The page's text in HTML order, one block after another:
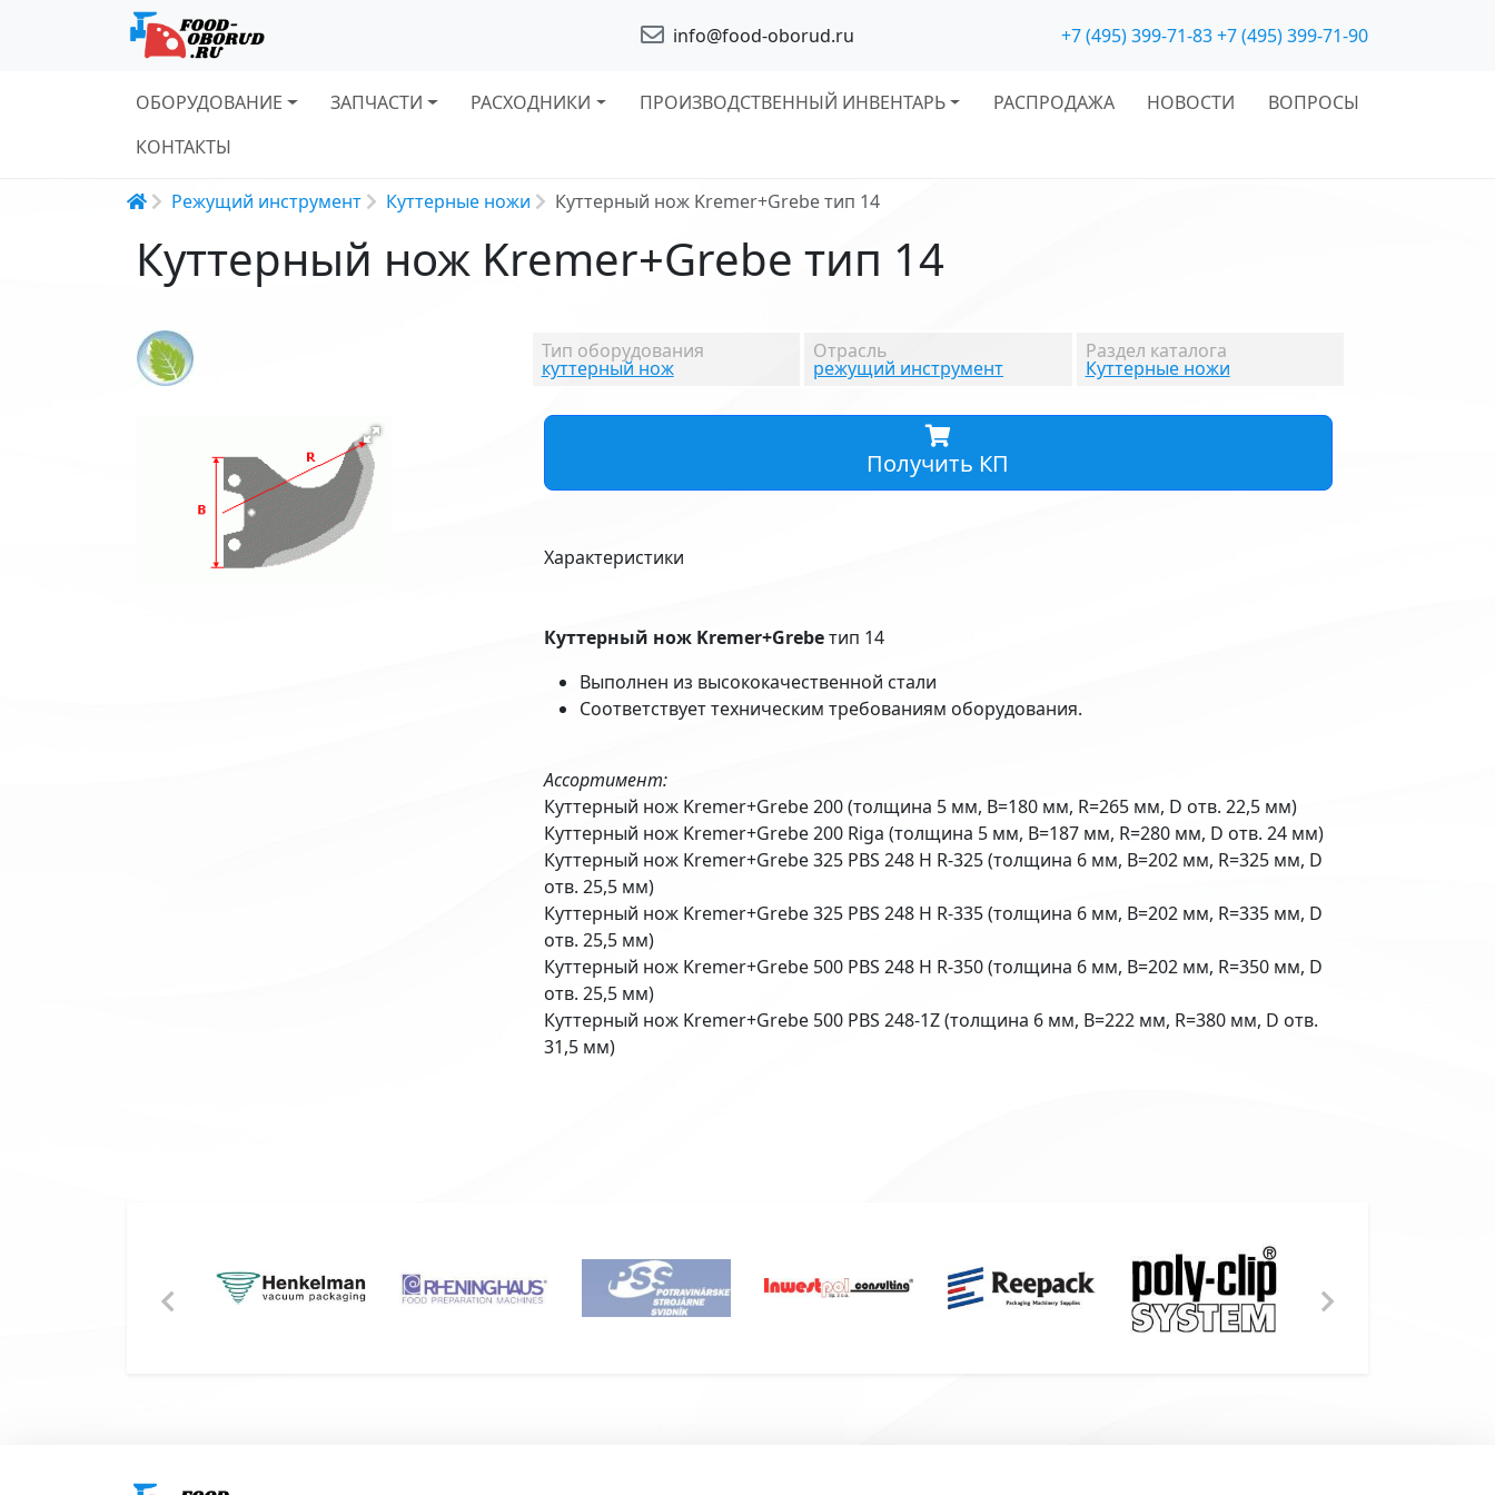
info@food-oborud.ru +7 (495) 399-71-83+7 (495) 399-71-90
Основная навигация
ОБОРУДОВАНИЕ ЗАПЧАСТИ РАСХОДНИКИ ПРОИЗВОДСТВЕННЫЙ ИНВЕНТАРЬ РАСПРОДАЖА НОВОСТИ
ВОПРОСЫ
КОНТАКТЫ
Строка навигации
Режущий инструмент Куттерные ножи Куттерный нож Kremer+Grebe тип 14
Куттерный нож Kremer+Grebe тип 14
Тип оборудования
куттерный нож
Отрасль
режущий инструмент
Раздел каталога
Куттерные ножи
Получить КП
Характеристики
Куттерный нож Kremer+Grebeтип 14
Выполнен из высококачественной стали
Соответствует техническим требованиям оборудования.
Ассортимент:
Куттерный нож Kremer+Grebe 200 (толщина 5 мм, B=180 мм, R=265 мм, D отв. 22,5 мм)
Куттерный нож Kremer+Grebe 200 Riga (толщина 5 мм, B=187 мм, R=280 мм, D отв. 24 мм)
Куттерный нож Kremer+Grebe 325 PBS 248 H R-325 (толщина 6 мм, B=202 мм, R=325 мм, D
отв. 25,5 мм)
Куттерный нож Kremer+Grebe 325 PBS 248 H R-335 (толщина 6 мм, B=202 мм, R=335 мм, D
отв. 25,5 мм)
Куттерный нож Kremer+Grebe 500 PBS 248 H R-350 (толщина 6 мм, B=202 мм, R=350 мм, D
отв. 25,5 мм)
Куттерный нож Kremer+Grebe 500 PBS 248-1Z (толщина 6 мм, B=222 мм, R=380 мм, D отв.
31,5 мм)